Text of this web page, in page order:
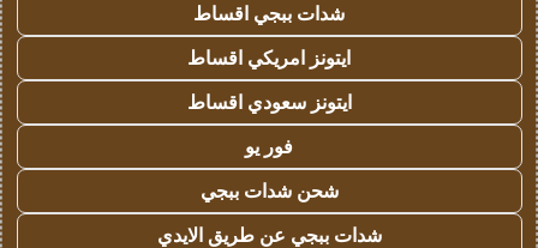
شدات ببجي اقساط
ايتونز امريكي اقساط
ايتونز سعودي اقساط
فور يو
شحن شدات ببجي
شدات ببجي عن طريق الايدي